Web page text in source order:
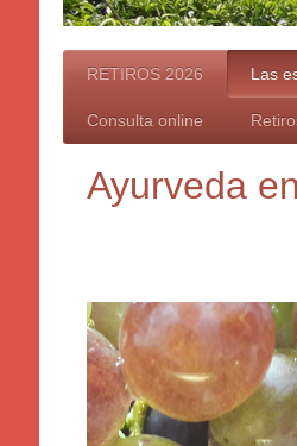
RETIROS 2026 Las
Consulta online